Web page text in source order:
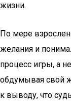
жизни.
По мере
желания и
процесс игры, а
обдумывая свой
к выводу, что